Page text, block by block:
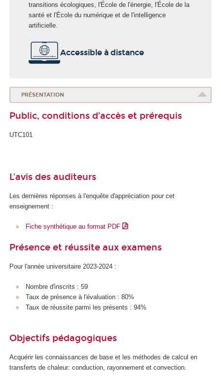
g
i
e
transitions écologiques, l'École de l'énergie, l'École de la
santé et l'École du numérique et de l'intelligence
artificielle.
Accessible à distance
PRÉSENTATION
Public, conditions d’accès et prérequis
UTC101
L'avis des auditeurs
Les dernières réponses à l'enquête d'appréciation pour cet
enseignement :
Fiche synthétique au format PDF
Présence et réussite aux examens
Pour l'année universitaire 2023-2024 :
Nombre d'inscrits : 59
Taux de présence à l'évaluation : 80%
Taux de réussite parmi les présents : 94%
Objectifs pédagogiques
Acquérir les connaissances de base et les méthodes de calcul en
transferts de chaleur: conduction, rayonnement et convection.